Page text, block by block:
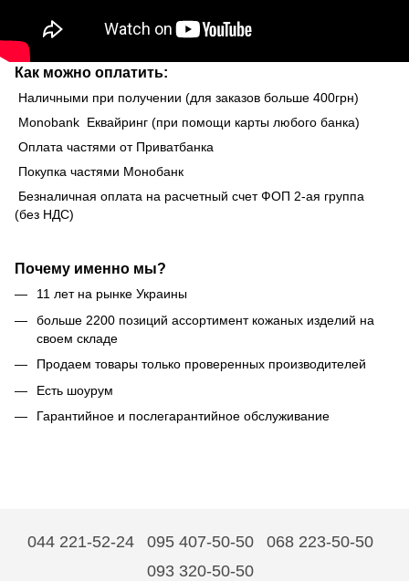
Как можно оплатить:
Наличными при получении (для заказов больше 400грн)
Monobank Еквайринг (при помощи карты любого банка)
Оплата частями от Приватбанка
Покупка частями Монобанк
Безналичная оплата на расчетный счет ФОП 2-ая группа
(без НДС)
Почему именно мы?
11 лет на рынке Украины
больше 2200 позиций ассортимент кожаных изделий на
своем складе
Продаем товары только проверенных производителей
Есть шоурум
Гарантийное и послегарантийное обслуживание
044 221-52-24 095 407-50-50
068 223-50-50
093 320-50-50